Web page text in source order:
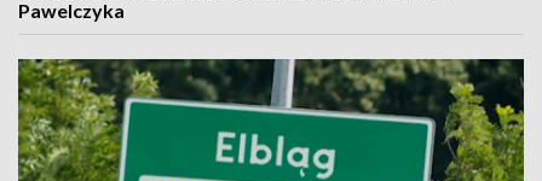
Pawelczyka